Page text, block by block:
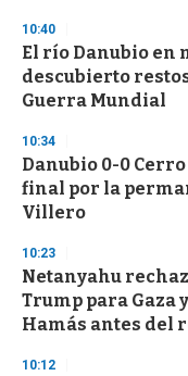
10:40
El río Danubio en
descubierto
Guerra Mundial
10:34
Danubio 0-0
final por la
Villero
10:23
Netanyahu
Trump para Gaza
Hamás antes del
10:12